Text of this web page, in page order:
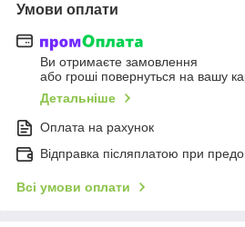
Умови оплати
Ви отримаєте замовлення
або гроші повернуться на вашу
Детальніше
Оплата на рахунок
Відправка післяплатою при
Всі умови оплати